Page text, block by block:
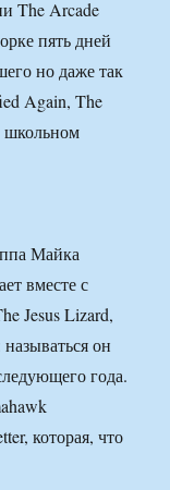
The Arcade
пять дней
но даже так
Again, The
школьном
Майка
вместе с
Jesus Lizard,
он
года.
которая, что